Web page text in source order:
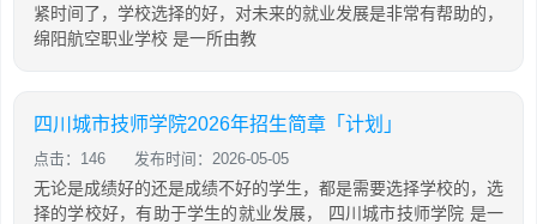
紧时间了，学校选择的好，对未来的就业发展是非常有帮助的，
绵阳航空职业学校 是一所由教
四川城市技师学院2026年招生简章「计划」
点击：146 发布时间：2026-05-05
无论是成绩好的还是成绩不好的学生，都是需要选择学校的，选
择的学校好，有助于学生的就业发展， 四川城市技师学院 是一